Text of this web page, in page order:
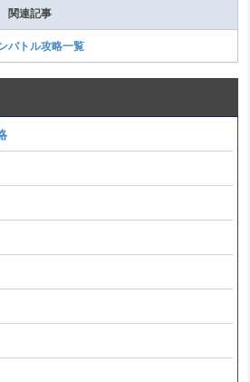
関連記事
バトル攻略一覧